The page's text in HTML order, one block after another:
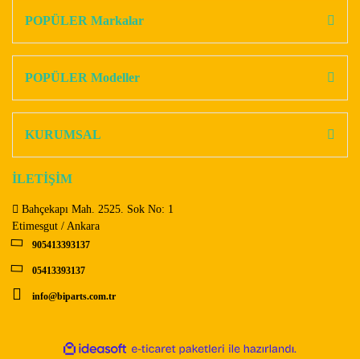
Ürün açıklamasında eksik bilgiler bulunuyor.
Bu ürüne benzer farklı alternatifler olmalı.
POPÜLER Markalar
POPÜLER Modeller
KURUMSAL
İLETİŞİM
Bahçekapı Mah. 2525. Sok No: 1
Etimesgut / Ankara
905413393137
05413393137
info@biparts.com.tr
ideasoft
e-